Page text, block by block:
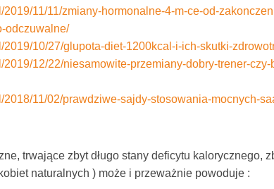
2019/11/11/zmiany-hormonalne-4-m-ce-od-
odczuwalne/
2019/10/27/glupota-diet-1200kcal-i-ich-skutki-
2019/12/22/niesamowite-przemiany-dobry-trener-
2018/11/02/prawdziwe-sajdy-stosowania-mocnych-
trwające zbyt długo stany deficytu kalorycznego,
naturalnych ) może i przeważnie powoduje :